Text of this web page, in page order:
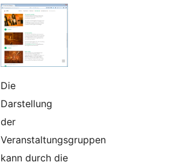
Die
Darstellung
der
Veranstaltungsgruppen
kann durch die